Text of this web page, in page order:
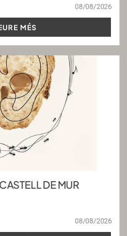
08/08/2026
MÉS
DE MUR
08/08/2026